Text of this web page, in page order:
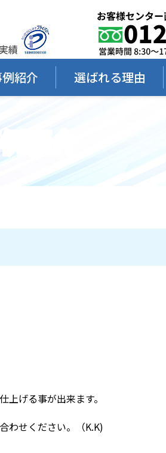
紹介 選ばれる理由
例紹介
げる事が出来ます。
わせください。（K.K)